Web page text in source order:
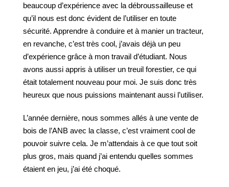
beaucoup d’expérience avec la débroussailleuse et
qu’il nous est donc évident de l’utiliser en toute
sécurité. Apprendre à conduire et à manier un tracteur,
en revanche, c’est très cool, j’avais déjà un peu
d’expérience grâce à mon travail d’étudiant. Nous
avons aussi appris à utiliser un treuil forestier, ce qui
était totalement nouveau pour moi. Je suis donc très
heureux que nous puissions maintenant aussi l’utiliser.
L’année dernière, nous sommes allés à une vente de
bois de l’ANB avec la classe, c’est vraiment cool de
pouvoir suivre cela. Je m’attendais à ce que tout soit
plus gros, mais quand j’ai entendu quelles sommes
étaient en jeu, j’ai été choqué.